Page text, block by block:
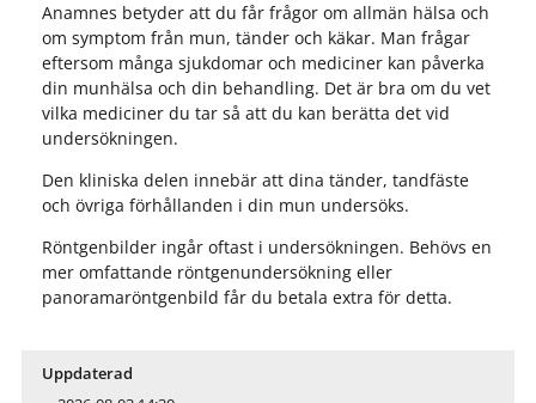
Anamnes betyder att du får frågor om allmän hälsa och
om symptom från mun, tänder och käkar. Man frågar
eftersom många sjukdomar och mediciner kan påverka
din munhälsa och din behandling. Det är bra om du vet
vilka mediciner du tar så att du kan berätta det vid
undersökningen.
Den kliniska delen innebär att dina tänder, tandfäste
och övriga förhållanden i din mun undersöks.
Röntgenbilder ingår oftast i undersökningen. Behövs en
mer omfattande röntgenundersökning eller
panoramaröntgenbild får du betala extra för detta.
Uppdaterad